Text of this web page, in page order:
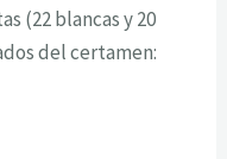
(22 blancas y 20
del certamen: